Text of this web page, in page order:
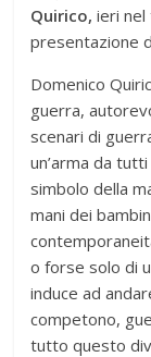
Quirico, ieri nel
presentazione
Domenico
guerra,
scenari di
un’arma da
simbolo della
mani dei
o forse solo di
induce ad
competono,
tutto questo